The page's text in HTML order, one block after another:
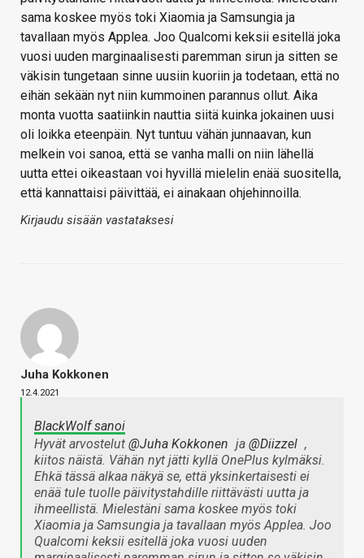
sama koskee myös toki Xiaomia ja Samsungia ja
tavallaan myös Applea. Joo Qualcomi keksii esitellä joka
vuosi uuden marginaalisesti paremman sirun ja sitten se
väkisin tungetaan sinne uusiin kuoriin ja todetaan, että no
eihän sekään nyt niin kummoinen parannus ollut. Aika
monta vuotta saatiinkin nauttia siitä kuinka jokainen uusi
oli loikka eteenpäin. Nyt tuntuu vähän junnaavan, kun
melkein voi sanoa, että se vanha malli on niin lähellä
uutta ettei oikeastaan voi hyvillä mielelin enää suositella,
että kannattaisi päivittää, ei ainakaan ohjehinnoilla.
Kirjaudu sisään vastataksesi
Juha Kokkonen
12.4.2021
BlackWolf sanoi
Hyvät arvostelut @Juha Kokkonen ja @Diizzel ,
kiitos näistä. Vähän nyt jätti kyllä OnePlus kylmäksi.
Ehkä tässä alkaa näkyä se, että yksinkertaisesti ei
enää tule tuolle päivitystahdille riittävästi uutta ja
ihmeellistä. Mielestäni sama koskee myös toki
Xiaomia ja Samsungia ja tavallaan myös Applea. Joo
Qualcomi keksii esitellä joka vuosi uuden